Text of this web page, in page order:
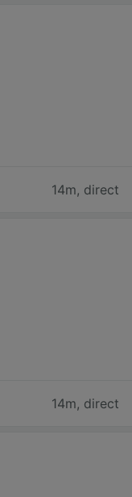
14m, direct
14m, direct